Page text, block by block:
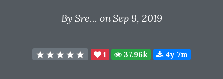
By Sre... on Sep 9, 2019
1 37.96k 4y 7m